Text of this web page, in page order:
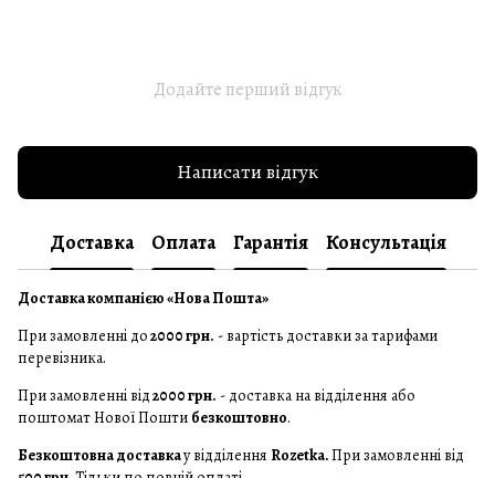
Додайте перший відгук
Написати відгук
Доставка Оплата Гарантія Консультація
Доставка компанією «Нова Пошта»
При замовленні до2000 грн. - вартість доставки за тарифами
перевізника.
При замовленні від2000 грн. - доставка на відділення або
поштомат Нової Пошти безкоштовно.
Безкоштовна доставкау відділення Rozetka.При замовленні від